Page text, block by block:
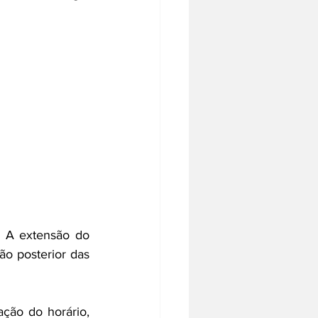
A extensão do
posterior das
do horário,